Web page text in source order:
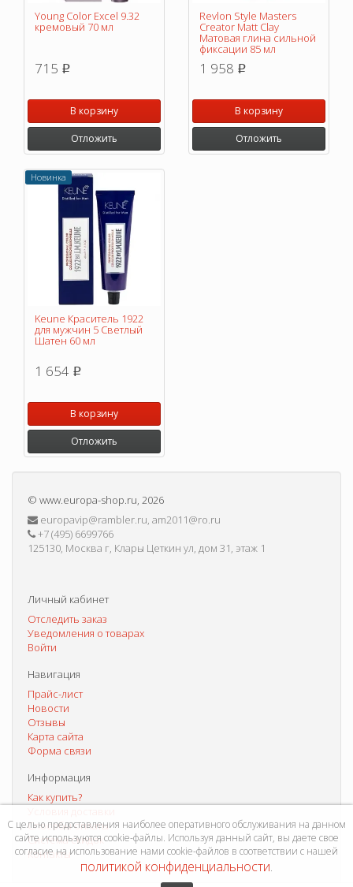
Young Color Excel 9.32
кремовый 70 мл
715 p
В корзину
Отложить
Revlon Style Masters
Creator Matt Clay
Матовая глина сильной
фиксации 85 мл
1 958 p
В корзину
Отложить
Новинка
Keune Краситель 1922
для мужчин 5 Светлый
Шатен 60 мл
1 654 p
В корзину
Отложить
© www.europa-shop.ru, 2026
europavip@rambler.ru, am2011@ro.ru
+7 (495) 6699766
125130, Москва г, Клары Цеткин ул, дом 31, этаж 1
Личный кабинет
Отследить заказ
Уведомления о товарах
Войти
Навигация
Прайс-лист
Новости
Отзывы
Карта сайта
Форма связи
Информация
Как купить?
Способы оплаты
Система скидок
Контакты
С целью предоставления наиболее оперативного обслуживания на данном
сайте используются cookie-файлы. Используя данный сайт, вы даете свое
согласие на использование нами cookie-файлов в соответствии с нашей
политикой конфиденциальности.